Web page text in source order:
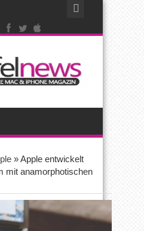
»Apple entwickelt
mit anamorphotischen